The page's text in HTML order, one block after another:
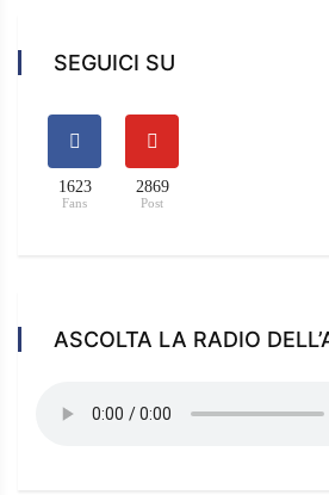
SEGUICI SU
1623
Fans
2869
Post
ASCOLTA LA RADIO